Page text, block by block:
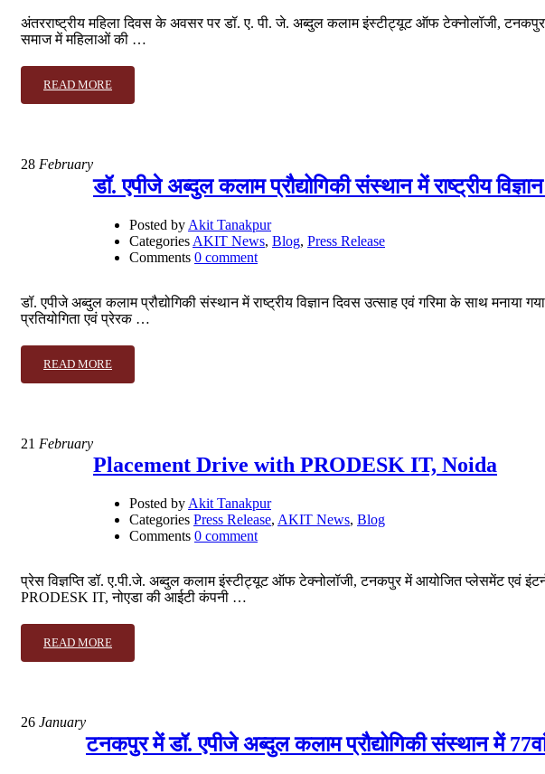
अंतरराष्ट्रीय महिला दिवस के अवसर पर डॉ. ए. पी. जे. अब्दुल कलाम इंस्टीट्यूट ऑफ टेक्नोलॉजी,
समाज में महिलाओं की …
READ MORE
28 February
डॉ. एपीजे अब्दुल कलाम प्रौद्योगिकी संस्थान में राष्ट्रीय
Posted by Akit Tanakpur
Categories AKIT News, Blog, Press Release
Comments 0 comment
डॉ. एपीजे अब्दुल कलाम प्रौद्योगिकी संस्थान में राष्ट्रीय विज्ञान दिवस उत्साह एवं गरिमा के साथ मनाया
प्रतियोगिता एवं प्रेरक …
READ MORE
21 February
Placement Drive with PRODESK IT, Noida
Posted by Akit Tanakpur
Categories Press Release, AKIT News, Blog
Comments 0 comment
प्रेस विज्ञप्ति डॉ. ए.पी.जे. अब्दुल कलाम इंस्टीट्यूट ऑफ टेक्नोलॉजी, टनकपुर में आयोजित प्लेसमेंट एवं
PRODESK IT, नोएडा की आईटी कंपनी …
READ MORE
26 January
टनकपुर में डॉ. एपीजे अब्दुल कलाम प्रौद्योगिकी संस्थान में